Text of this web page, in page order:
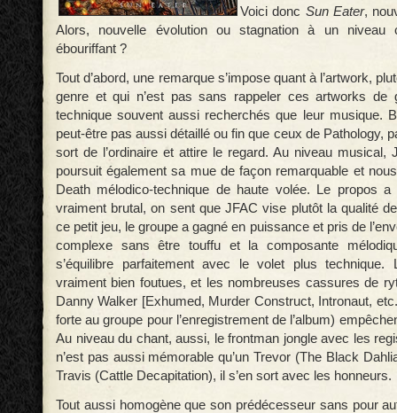
Voici donc Sun Eater,
Alors, nouvelle évolution ou stagnation à un niveau
ébouriffant ?
Tout d’abord, une remarque s’impose quant à l’artwork,
genre et qui n’est pas sans rappeler ces artworks de
technique souvent aussi recherchés que leur musique.
peut-être pas aussi détaillé ou fin que ceux de Pathology,
sort de l’ordinaire et attire le regard. Au niveau musical,
poursuit également sa mue de façon remarquable et
Death mélodico-technique de haute volée. Le propos
vraiment brutal, on sent que JFAC vise plutôt la qualité
ce petit jeu, le groupe a gagné en puissance et pris de
complexe sans être touffu et la composante
s’équilibre parfaitement avec le volet plus technique.
vraiment bien foutues, et les nombreuses cassures de
Danny Walker [Exhumed, Murder Construct, Intronaut,
forte au groupe pour l’enregistrement de l’album)
Au niveau du chant, aussi, le frontman jongle avec les
n’est pas aussi mémorable qu’un Trevor (The Black
Travis (Cattle Decapitation), il s’en sort avec les honneurs.
Tout aussi homogène que son prédécesseur sans pour